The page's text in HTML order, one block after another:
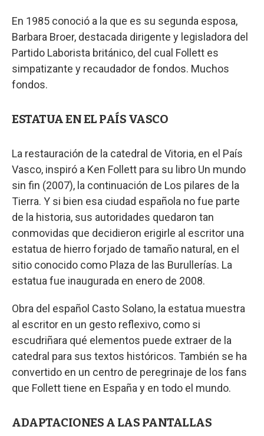
En 1985 conoció a la que es su segunda esposa,
Barbara Broer, destacada dirigente y legisladora del
Partido Laborista británico, del cual Follett es
simpatizante y recaudador de fondos. Muchos
fondos.
ESTATUA EN EL PAÍS VASCO
La restauración de la catedral de Vitoria, en el País
Vasco, inspiró a Ken Follett para su libro Un mundo
sin fin (2007), la continuación de Los pilares de la
Tierra. Y si bien esa ciudad española no fue parte
de la historia, sus autoridades quedaron tan
conmovidas que decidieron erigirle al escritor una
estatua de hierro forjado de tamaño natural, en el
sitio conocido como Plaza de las Burullerías. La
estatua fue inaugurada en enero de 2008.
Obra del español Casto Solano, la estatua muestra
al escritor en un gesto reflexivo, como si
escudriñara qué elementos puede extraer de la
catedral para sus textos históricos. También se ha
convertido en un centro de peregrinaje de los fans
que Follett tiene en España y en todo el mundo.
ADAPTACIONES A LAS PANTALLAS